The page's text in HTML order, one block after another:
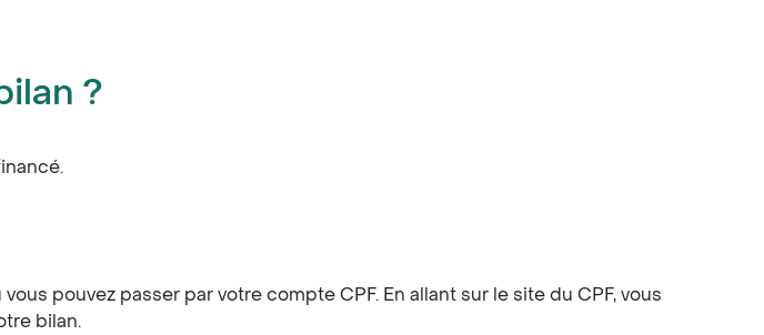
?
pouvez passer par votre compte CPF. En allant sur le site du CPF, vous
bilan.